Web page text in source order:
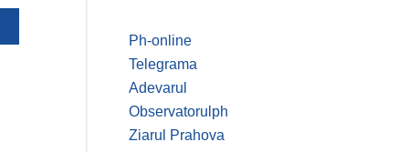
Ph-online
Telegrama
Adevarul
Observatorulph
Ziarul Prahova